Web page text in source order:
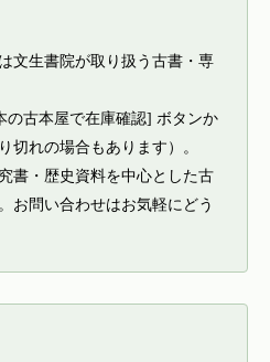
文生書院が取り扱う古書・専
の古本屋で在庫確認] ボタンか
切れの場合もあります）。
書・歴史資料を中心とした古
お問い合わせはお気軽にどう